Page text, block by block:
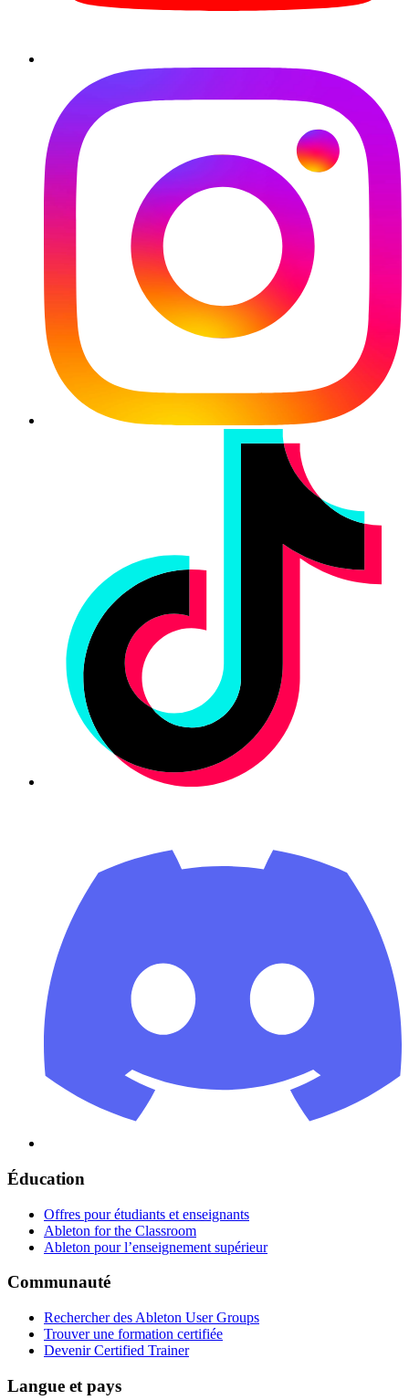
Éducation
Offres pour étudiants et enseignants
Ableton for the Classroom
Ableton pour l’enseignement supérieur
Communauté
Rechercher des Ableton User Groups
Trouver une formation certifiée
Devenir Certified Trainer
Langue et pays